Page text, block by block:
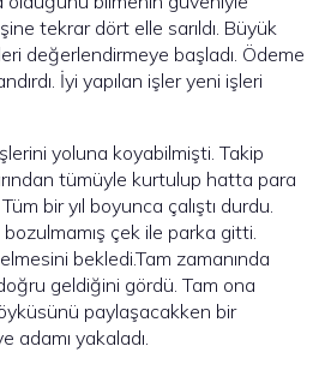
tekrar dört elle sarıldı. Büyük
değerlendirmeye başladı. Ödeme
İyi yapılan işler yeni işleri
yoluna koyabilmişti. Takip
tümüyle kurtulup hatta para
bir yıl boyunca çalıştı durdu.
çek ile parka gitti.
bekledi.Tam zamanında
geldiğini gördü. Tam ona
paylaşacakken bir
adamı yakaladı.